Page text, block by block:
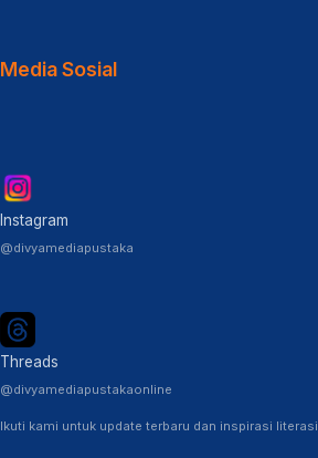
Media Sosial
Instagram
@divyamediapustaka
Threads
@divyamediapustakaonline
Ikuti kami untuk update terbaru dan inspirasi literasi